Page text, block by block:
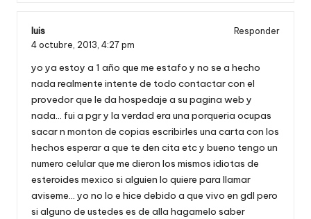
luis
Responder
4 octubre, 2013, 4:27 pm
yo ya estoy a 1 año que me estafo y no se a hecho
nada realmente intente de todo contactar con el
provedor que le da hospedaje a su pagina web y
nada… fui a pgr y la verdad era una porqueria ocupas
sacar n monton de copias escribirles una carta con los
hechos esperar a que te den cita etc y bueno tengo un
numero celular que me dieron los mismos idiotas de
esteroides mexico si alguien lo quiere para llamar
aviseme… yo no lo e hice debido a que vivo en gdl pero
si alguno de ustedes es de alla hagamelo saber